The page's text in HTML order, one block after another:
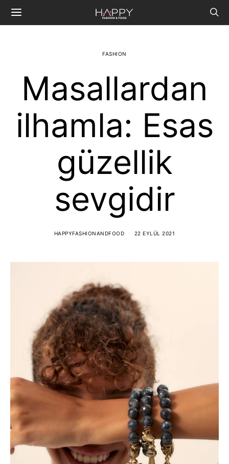
FASHION
Masallardan
ilhamla: Esas
güzellik
sevgidir
HAPPYFASHIONANDFOOD 22 EYLÜL 2021